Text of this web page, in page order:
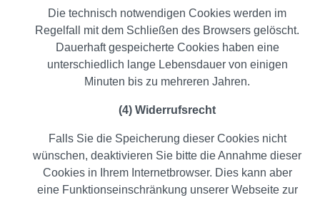
Die technisch notwendigen Cookies werden im
Regelfall mit dem Schließen des Browsers gelöscht.
Dauerhaft gespeicherte Cookies haben eine
unterschiedlich lange Lebensdauer von einigen
Minuten bis zu mehreren Jahren.
(4) Widerrufsrecht
Falls Sie die Speicherung dieser Cookies nicht
wünschen, deaktivieren Sie bitte die Annahme dieser
Cookies in Ihrem Internetbrowser. Dies kann aber
eine Funktionseinschränkung unserer Webseite zur